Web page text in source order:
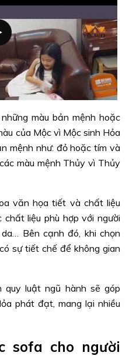
màu bản mệnh hoặc
của Mộc vì Mộc sinh Hỏa
mệnh như: đỏ hoặc tím và
màu mệnh Thủy vì Thủy
văn họa tiết và chất liệu
liệu phù hợp với người
Bên cạnh đó, khi chọn
sự tiết chế để không gian
quy luật ngũ hành sẽ góp
phát đạt, mang lại nhiều
sofa cho người